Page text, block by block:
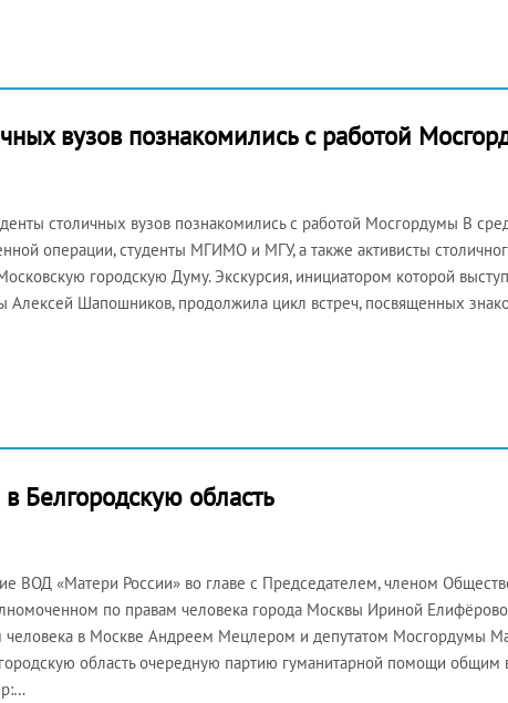
вузов познакомились с работой
столичных вузов познакомились с работой Мосгордумы В
операции, студенты МГИМО и МГУ, а также активисты
городскую Думу. Экскурсия, инициатором которой
Алексей Шапошников, продолжила цикл встреч, посвященных
Белгородскую область
ВОД «Матери России» во главе с Председателем, членом
по правам человека города Москвы Ириной
в Москве Андреем Мецлером и депутатом Мосгордумы
область очередную партию гуманитарной помощи общим